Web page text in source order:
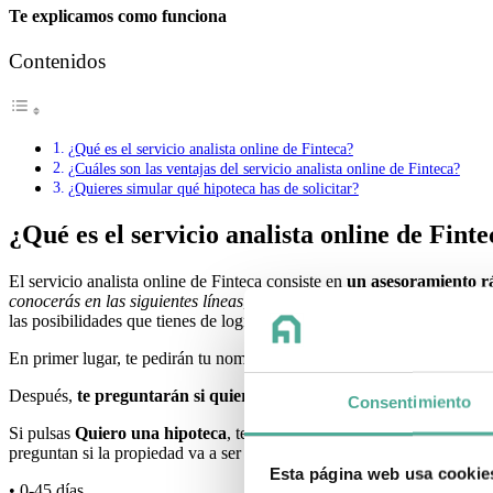
Consentimiento
Esta página web usa
Te explicamos como funciona
Contenidos
¿Qué es el servicio analista online de Finteca?
¿Cuáles son las ventajas del servicio analista online de Finteca?
¿Quieres simular qué hipoteca has de solicitar?
¿Qué es el servicio analista online de
El servicio analista online de Finteca consiste en un asesoramiento
conocerás en las siguientes líneas
las posibilidades que tienes de lograr financiación para tu compra.
En primer lugar, te pedirán tu nombre para poder dirigirse a ti.
Después, te preguntarán si quieres una hipoteca o si quieres
Si pulsas Quiero una hipoteca, te preguntará si has firmado ya las
preguntan si la propiedad va a ser una primera vivienda, una